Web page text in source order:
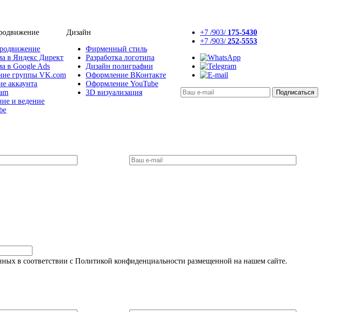
+7 /903/ 175-5430
+7 /903/252-5553
в Яндекс Директ
в Google Ads
группы VK.com
аккаунта
и ведение
Дизайн
Фирменный стиль
Разработка логотипа
Дизайн полиграфии
Оформление ВКонтакте
Оформление YouTube
3D визуализация
в соответствии с Политикой конфиденциальности размещенной на нашем сайте.